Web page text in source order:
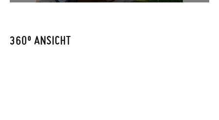
automatisch an Ihr Postfach gesendet.
360º ANSICHT